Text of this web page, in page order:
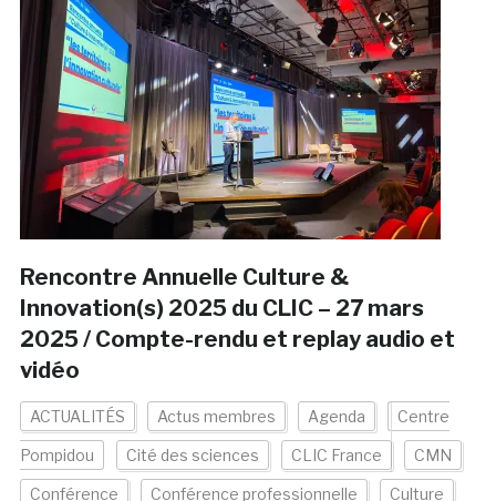
Rencontre Annuelle Culture &
Innovation(s) 2025 du CLIC – 27 mars
2025 / Compte-rendu et replay audio et
vidéo
ACTUALITÉS Actus membres Agenda Centre
Pompidou Cité des sciences CLIC France CMN
Conférence Conférence professionnelle Culture